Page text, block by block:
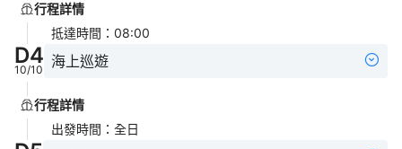
行程詳情
抵達時間 ： 08:00
D4
10/10 海上巡遊
行程詳情
出發時間 ： 全日